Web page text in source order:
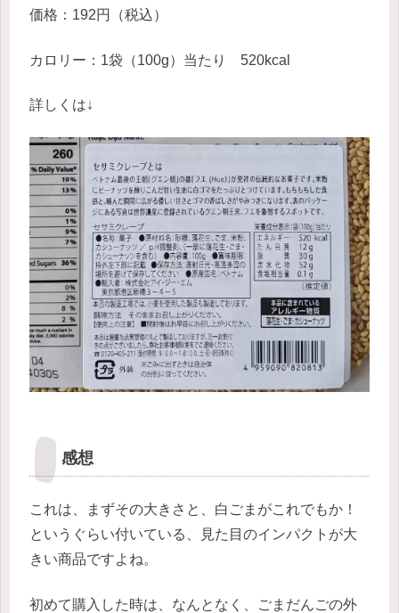
価格：192円（税込）
カロリー：1袋（100g）当たり 520kcal
詳しくは↓
感想
これは、まずその大きさと、白ごまがこれでもか！
というぐらい付いている、見た目のインパクトが大
きい商品ですよね。
初めて購入した時は、なんとなく、ごまだんごの外